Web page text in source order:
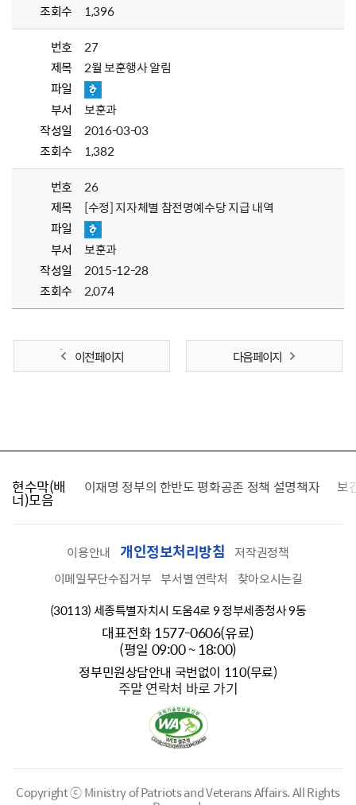
조회수
1,396
번호
27
제목
2월 보훈행사 알림
파일
부서
보훈과
작성일
2016-03-03
조회수
1,382
번호
26
제목
[수정] 지자체별 참전명예수당 지급 내역
파일
부서
보훈과
작성일
2015-12-28
조회수
2,074
이전 페이지 다음 페이지
현수막(배
너)모음
찾습니다 이재명 정부의 한반도 평화공존 정책 설명책자 보
이용안내 개인정보처리방침
저작권정책
이메일무단수집거부 부서별 연락처
찾아오시는길
(30113) 세종특별자치시 도움4로 9 정부세종청사 9동
대표전화 1577-0606(유료)
(평일 09:00 ~ 18:00)
정부민원상담안내 국번없이 110(무료)
주말 연락처 바로 가기
Copyright ⓒ Ministry of Patriots and Veterans Affairs.All Rights